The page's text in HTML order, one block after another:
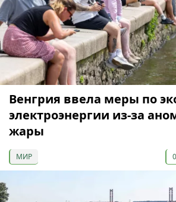
Венгрия ввела меры по
электроэнергии из-за
жары
МИР